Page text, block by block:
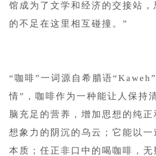
馆成为了文学和经济的交接站
的不足在这里相互碰撞。”
“咖啡”一词源自希腊语
情”，咖啡作为一种能让人保持
脑充足的营养，增加思想的纯
想象力的阴沉的乌云；它能以
本质；任正非口中的喝咖啡，